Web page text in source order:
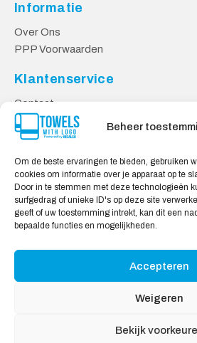
Beheer
Om de beste ervaringen te bieden, gebruiken
cookies om informatie over je apparaat op te
Door in te stemmen met deze technologieën
surfgedrag of unieke ID's op deze site
geeft of uw toestemming intrekt, kan dit een
bepaalde functies en mogelijkheden.
Accepteren
Weigeren
Bekijk
Informatie
Over Ons
PPP Voorwaarden
Klantenservice
Contact
Privacy Voorwaarden
Levering & Retourneren
Veilig Shoppen
Mijn account
Winkelwagen
Wij Accepteren: